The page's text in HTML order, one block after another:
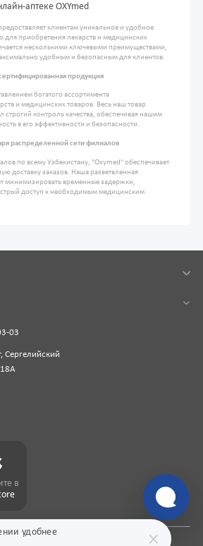
аптеке OXYmed
клиентам уникальное и удобное
для приобретения лекарств и медицинских
несколькими ключевыми преимуществами,
удобным и безопасным для клиентов.
продукция
богатого ассортимента
и медицинских товаров. Весь наш товар
контроль качества, обеспечивая нашим
в его эффективности и безопасности.
распределенной сети филиалов
по всему Узбекистану, "Oxymed" обеспечивает
доставку заказов. Наша разветвленная
минимизировать временные задержки,
доступ к необходимым медицинским
удобнее
03
Сергелийский
18А
в